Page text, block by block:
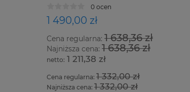
0 ocen
1 490,00 zł
Cena regularna: 1 638,36 zł
Najniższa cena: 1 638,36 zł
1 211,38 zł
Cena regularna: 1 332,00 zł
Najniższa cena: 1 332,00 zł